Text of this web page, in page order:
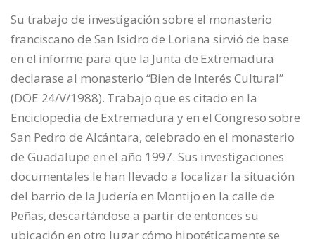
Su trabajo de investigación sobre el monasterio
franciscano de San Isidro de Loriana sirvió de base
en el informe para que la Junta de Extremadura
declarase al monasterio “Bien de Interés Cultural”
(DOE 24/V/1988). Trabajo que es citado en la
Enciclopedia de Extremadura y en el Congreso sobre
San Pedro de Alcántara, celebrado en el monasterio
de Guadalupe en el año 1997. Sus investigaciones
documentales le han llevado a localizar la situación
del barrio de la Judería en Montijo en la calle de
Peñas, descartándose a partir de entonces su
ubicación en otro lugar cómo hipotéticamente se